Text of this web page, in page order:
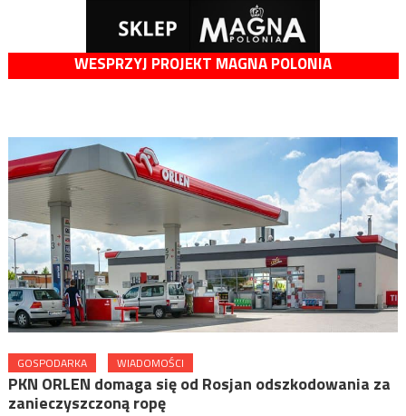
WESPRZYJ PROJEKT MAGNA POLONIA
GOSPODARKA WIADOMOŚCI
PKN ORLEN domaga się od Rosjan odszkodowania za
zanieczyszczoną ropę